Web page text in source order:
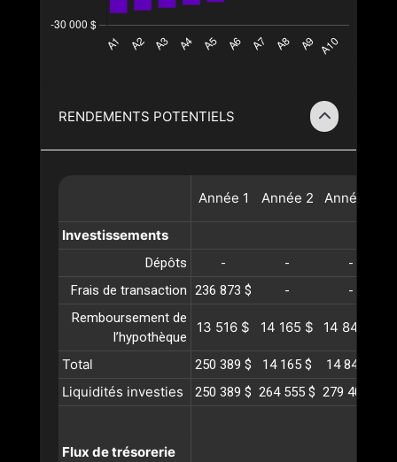
RENDEMENTS POTENTIELS
Année 1 Année 2 Année
Investissements
Dépôts - -
-
Frais de transaction 236 873 $ -
-
Remboursement de
l’hypothèque
13 516 $ 14 165 $ 14 846 $
Total 250 389 $ 14 165 $ 14 846 $
Liquidités investies 250 389 $ 264 555 $ 279 402 $
Flux de trésorerie